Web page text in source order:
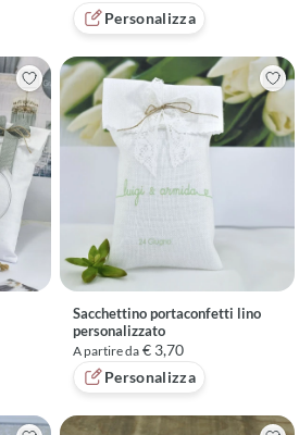
Personalizza
Sacchettino portaconfetti lino
personalizzato
A partire da € 3,70
Personalizza